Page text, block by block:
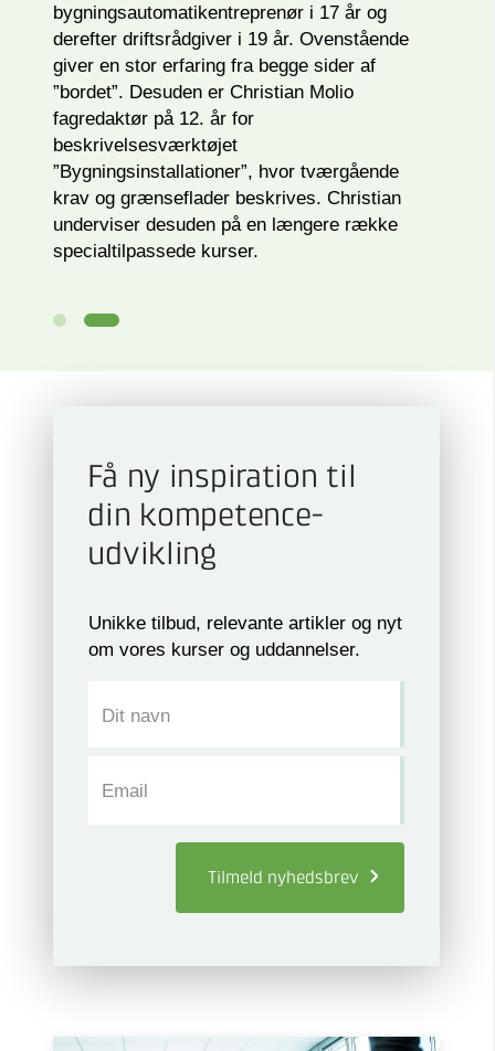
bygningsautomatikentreprenør i 17 år og
derefter driftsrådgiver i 19 år. Ovenstående
giver en stor erfaring fra begge sider af
”bordet”. Desuden er Christian Molio
fagredaktør på 12. år for
beskrivelsesværktøjet
”Bygningsinstallationer”, hvor tværgående
krav og grænseflader beskrives. Christian
underviser desuden på en længere række
specialtilpassede kurser.
Få ny inspiration til
din kompetence­
udvikling
Unikke tilbud, relevante artikler og nyt
om vores kurser og uddannelser.
Dit navn
Email
Tilmeld nyhedsbrev